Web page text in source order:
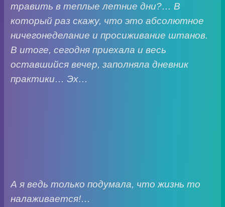
травить в теплые летние дни?… В
который раз скажу, что это абсолютное
ничегонеделание и просиживание штанов.
В итоге, сегодня приехала и весь
оставшийся вечер, заполняла дневник
практики… Эх…
А я ведь только подумала, что жизнь то
налаживается!…